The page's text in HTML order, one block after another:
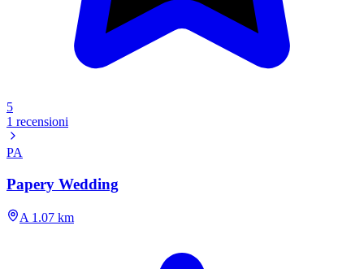
5
1 recensioni
PA
Papery Wedding
A 1.07 km